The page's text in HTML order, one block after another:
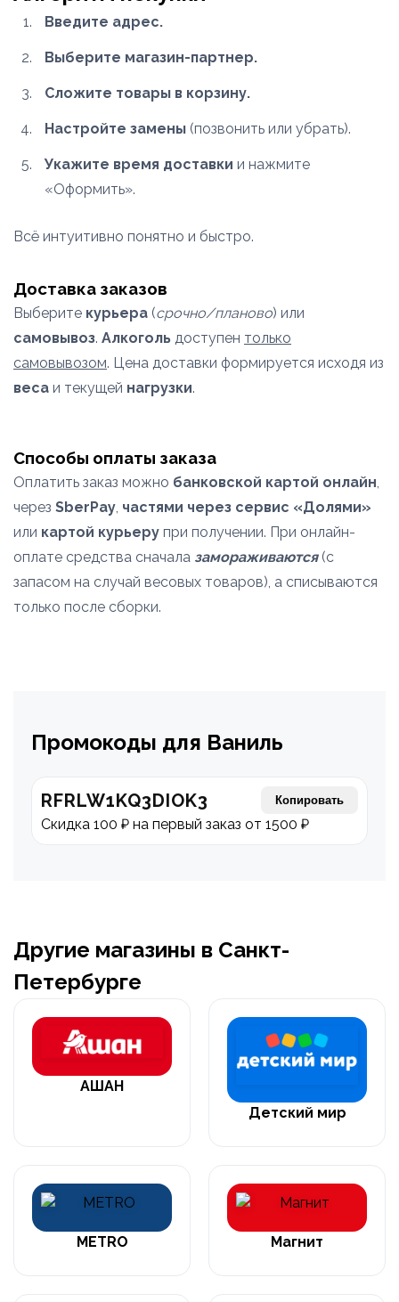
Введите адрес.
Выберите магазин-партнер.
Сложите товары в корзину.
Настройте замены (позвонить или убрать).
Укажите время доставки и нажмите
«Оформить».
Всё интуитивно понятно и быстро.
Доставка заказов
Выберите курьера (срочно/планово) или
самовывоз. Алкоголь доступен только
самовывозом. Цена доставки формируется исходя из
веса и текущей нагрузки.
Способы оплаты заказа
Оплатить заказ можно банковской картой онлайн,
через SberPay, частями через сервис «Долями»
или картой курьеру при получении. При онлайн-
оплате средства сначала замораживаются(с
запасом на случай весовых товаров), а списываются
только после сборки.
Промокоды для Ваниль
RFRLW1KQ3DIOK3 Копировать
Скидка 100 ₽ на первый заказ от 1500 ₽
Другие магазины в Санкт-
Петербурге
АШАН
Детский мир
METRO Магнит